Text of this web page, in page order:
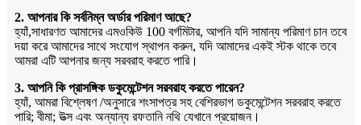
2. আপনার কি সর্বনিম্ন অর্ডার পরিমাণ আছে?
হ্যাঁ,সাধারণত আমাদের এমওকিউ 100 বর্গমিটার, আপনি যদি সামান্য পরিমাণ চান তবে
দয়া করে আমাদের সাথে সংযোগ স্থাপন করুন, যদি আমাদের একই স্টক থাকে তবে
আমরা এটি আপনার জন্য সরবরাহ করতে পারি।
3. আপনি কি প্রাসঙ্গিক ডকুমেন্টেশন সরবরাহ করতে পারেন?
হ্যাঁ, আমরা বিশ্লেষণ /অনুসারে শংসাপত্র সহ বেশিরভাগ ডকুমেন্টেশন সরবরাহ করতে
পারি; বীমা; উত্স এবং অন্যান্য রফতানি নথি যেখানে প্রয়োজন।